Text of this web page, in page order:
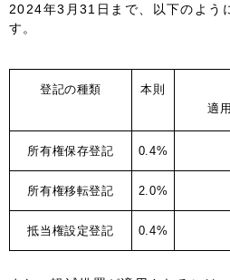
2024年3月31日まで 、以下のよう
す。
登記の種類 本則
適
所有権保存登記 0.4%
所有権移転登記 2.0%
抵当権設定登記 0.4%